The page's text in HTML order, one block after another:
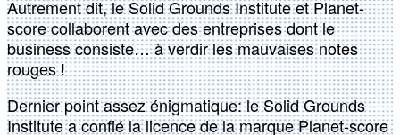
Autrement dit, le Solid Grounds Institute et Planet-
score collaborent avec des entreprises dont le
business consiste… à verdir les mauvaises notes
rouges !
Dernier point assez énigmatique: le Solid Grounds
Institute a confié la licence de la marque Planet-score